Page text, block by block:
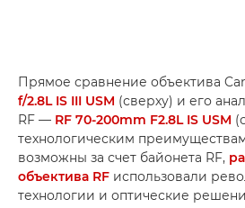
Прямое сравнение объектива
f/2.8L IS III USM (сверху) и его
RF — RF 70-200mm F2.8L IS USM
технологическим
возможны за счет байонета RF,
объектива RF использовали
технологии и оптические